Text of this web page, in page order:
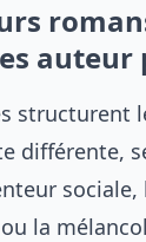
structurent
différente,
sociale,
la